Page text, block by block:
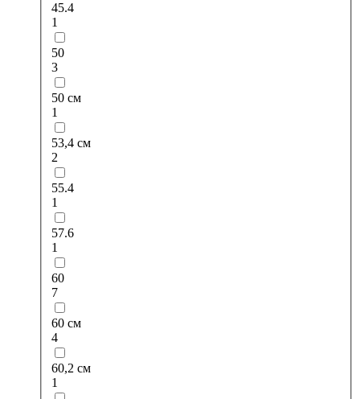
45.4
1
50
3
50 см
1
53,4 см
2
55.4
1
57.6
1
60
7
60 см
4
60,2 см
1